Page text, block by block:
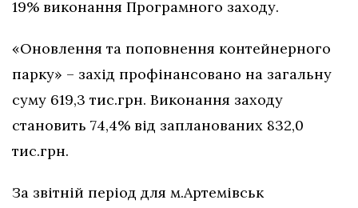
19% виконання Програмного заходу.
«Оновлення та поповнення контейнерного
парку» – захід профінансовано на загальну
суму 619,3 тис.грн. Виконання заходу
становить 74,4% від запланованих 832,0
тис.грн.
За звітній період для м.Артемівськ